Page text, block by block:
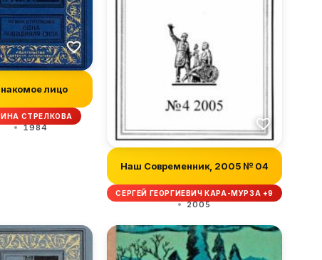
лицо
СТРЕЛКОВА
1984
Наш Современник, 2005 № 04
СЕРГЕЙ ГЕОРГИЕВИЧ КАРА-МУРЗА +9
2005